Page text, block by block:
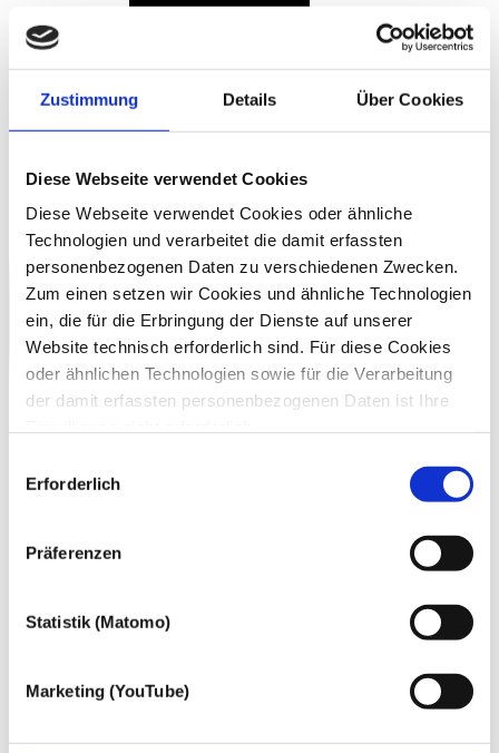
Zustimmung Details Über Cookies
Diese Webseite verwendet Cookies
Diese Webseite verwendet Cookies oder ähnliche
Technologien und verarbeitet die damit erfassten
personenbezogenen Daten zu verschiedenen Zwecken.
Zum einen setzen wir Cookies und ähnliche Technologien
ein, die für die Erbringung der Dienste auf unserer
Website technisch erforderlich sind. Für diese Cookies
oder ähnlichen Technologien sowie für die Verarbeitung
der damit erfassten personenbezogenen Daten ist Ihre
mit Ihrer ausdrücklichen Einwilligung einsetzen und die
Erforderlich
Präferenzen
Statistik (Matomo)
Marketing (YouTube)